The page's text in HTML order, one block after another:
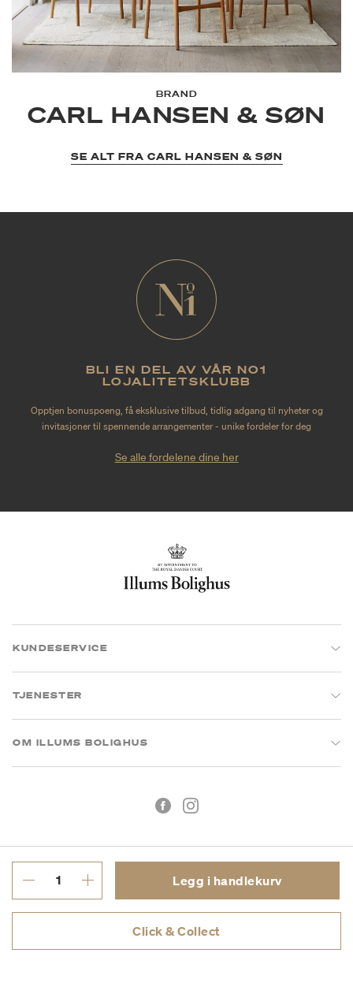
Legg i handlekurv
Click & Collect
BRAND
CARL HANSEN & SØN
SE ALT FRA CARL HANSEN & SØN
BLI EN DEL AV VÅR NO1
LOJALITETSKLUBB
Opptjen bonuspoeng, få eksklusive tilbud, tidlig adgang til nyheter og
invitasjoner til spennende arrangementer - unike fordeler for deg
Se alle fordelene dine her
KUNDESERVICE
TJENESTER
OM ILLUMS BOLIGHUS
MVA: 993 075 930